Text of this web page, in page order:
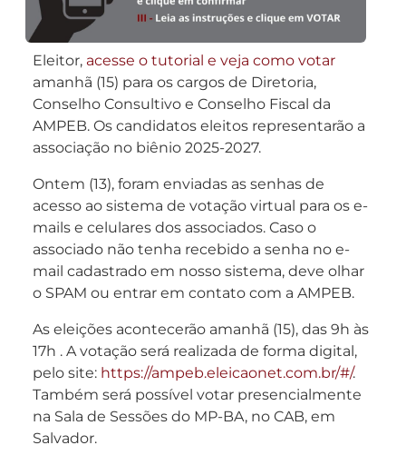
Eleitor, acesse o tutorial e veja como votar
amanhã (15) para os cargos de Diretoria,
Conselho Consultivo e Conselho Fiscal da
AMPEB. Os candidatos eleitos representarão a
associação no biênio 2025-2027.
Ontem (13), foram enviadas as senhas de
acesso ao sistema de votação virtual para os e-
mails e celulares dos associados. Caso o
associado não tenha recebido a senha no e-
mail cadastrado em nosso sistema, deve olhar
o SPAM ou entrar em contato com a AMPEB.
As eleições acontecerão amanhã (15), das 9h às
17h . A votação será realizada de forma digital,
pelo site: https://ampeb.eleicaonet.com.br/#/.
Também será possível votar presencialmente
na Sala de Sessões do MP-BA, no CAB, em
Salvador.